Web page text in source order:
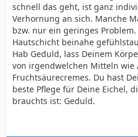
schnell das geht, ist ganz
Verhornung an sich. Manche
bzw. nur ein geringes
Hautschicht beinahe
Hab Geduld, lass Deinem
von irgendwelchen Mitteln wie
Fruchtsäurecremes. Du hast
beste Pflege für Deine Eichel,
brauchts ist: Geduld.